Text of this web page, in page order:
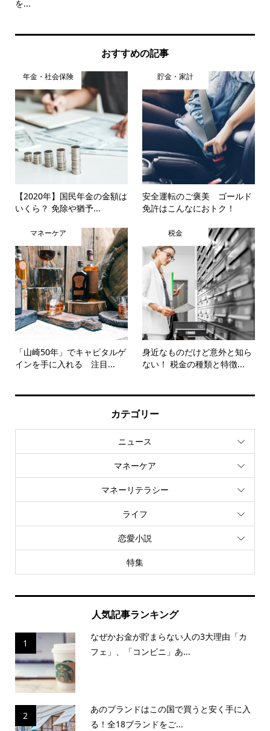
を...
おすすめの記事
年金・社会保険
【2020年】国民年金の金額は
いくら？ 免除や猶予...
貯金・家計
安全運転のご褒美 ゴールド
免許はこんなにおトク！
マネーケア
「山崎50年」でキャピタルゲ
インを手に入れる 注目...
税金
身近なものだけど意外と知ら
ない！ 税金の種類と特徴...
カテゴリー
ニュース
マネーケア
マネーリテラシー
ライフ
恋愛小説
特集
人気記事ランキング
1
なぜかお金が貯まらない人の3大理由「カ
フェ」、「コンビニ」あ...
2
あのブランドはこの国で買うと安く手に入
る！全18ブランドをご...